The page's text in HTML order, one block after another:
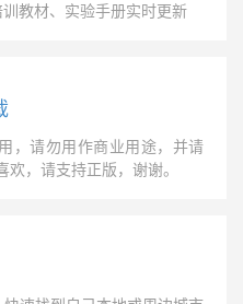
教材、实验手册实时更新
，请勿用作商业用途，并请
，请支持正版，谢谢。